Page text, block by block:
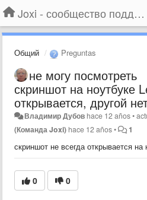
Joxi - сообщество поддержки
Общий Preguntas
не могу посмотреть
скриншот на ноутбуке
открывается, другой
Владимир Дубов hace 12 años•
(Команда Joxi) hace 12 años• 1
скриншот не всегда открывается на
0 0